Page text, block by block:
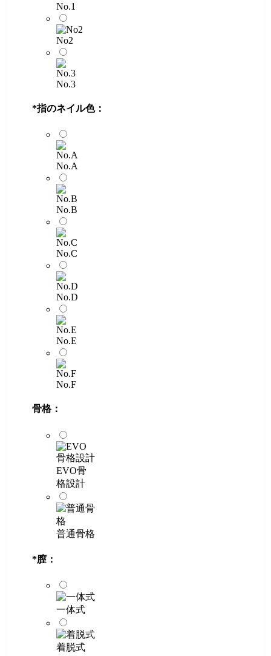
No.1
No2
No.3
*指のネイル色：
No.A
No.B
No.C
No.D
No.E
No.F
骨格：
EVO骨
格設計
普通骨格
*膣：
一体式
着脱式